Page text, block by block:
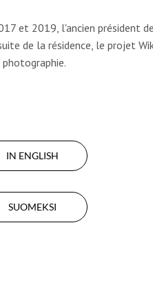
et 2019, l'ancien président
de la résidence, le projet
IN ENGLISH
SUOMEKSI